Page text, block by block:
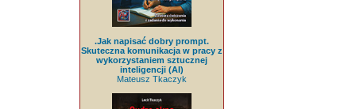
.Jak napisać dobry prompt.
Skuteczna komunikacja w pracy z
wykorzystaniem sztucznej
inteligencji (AI)
Mateusz Tkaczyk